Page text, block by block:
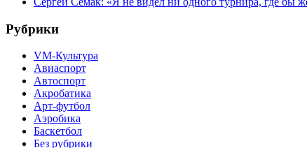
Рубрики
VM-Культура
Авиаспорт
Автоспорт
Акробатика
Арт-футбол
Аэробика
Баскетбол
Без рубрики